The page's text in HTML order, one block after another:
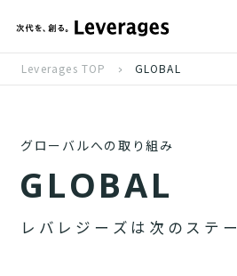
Leverages TOP GLOBAL
グローバルへの取り組み
GLOBAL
レ バ レ ジ ー ズ は 次 の ス テ ー